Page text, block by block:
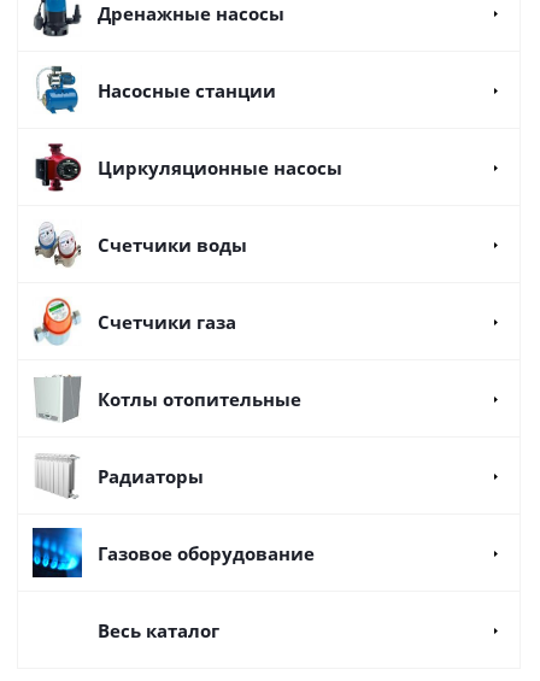
Дренажные насосы
Насосные станции
Циркуляционные насосы
Счетчики воды
Счетчики газа
Котлы отопительные
Радиаторы
Газовое оборудование
Весь каталог